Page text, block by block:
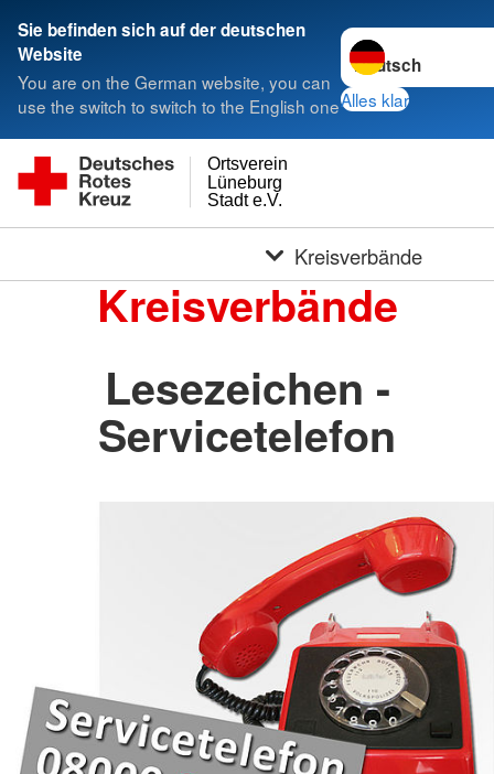
Sie befinden sich auf der deutschen
Website
You are on the German website, you can
use the switch to switch to the English one
Sprache wechseln
Alles klar
Stadt e.V.
Lüneburg
Ortsverein
Kreisverbände
Kreisverbände
Lesezeichen -
Servicetelefon